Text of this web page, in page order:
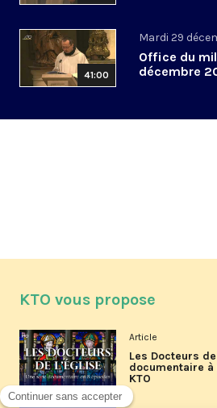
41:00
Mardi 29
Office du
décembre
KTO vous propose
Article
Les Docteurs
documentaire
KTO